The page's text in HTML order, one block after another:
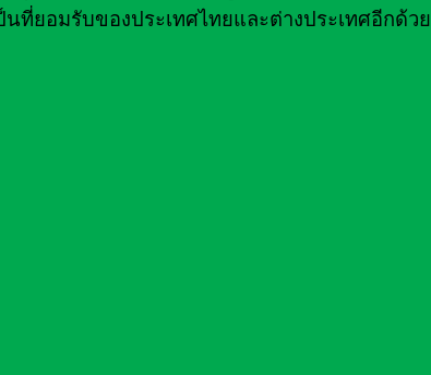
ที่ยอมรับของประเทศไทยและต่างประเทศอีกด้วย